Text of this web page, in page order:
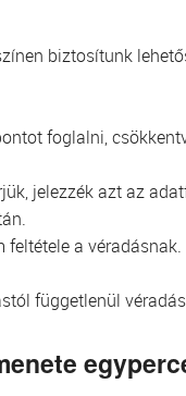
biztosítunk
foglalni,
jelezzék azt az
feltétele a véradásnak.
függetlenül